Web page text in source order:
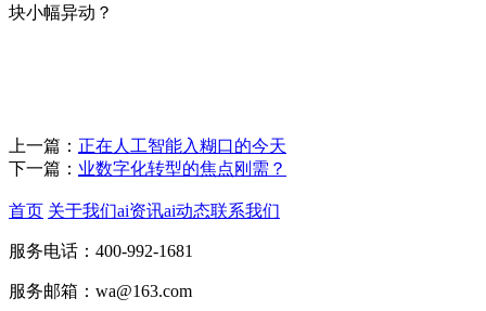
块小幅异动？
上一篇： 正在人工智能入糊口的今天
下一篇： 业数字化转型的焦点刚需？
首页 关于我们ai资讯ai动态联系我们
服务电话：400-992-1681
服务邮箱：wa@163.com